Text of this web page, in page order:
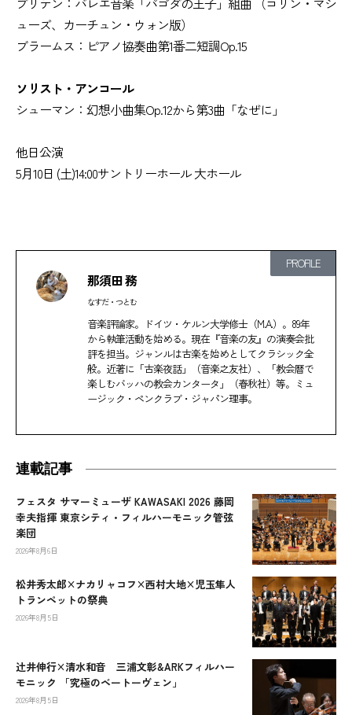
ューズ、カーチュン・ウォン版）
ブラームス：ピアノ協奏曲第1番二短調Op.15
ソリスト・アンコール
シューマン：幻想小曲集Op.12から第3曲「なぜに」
他日公演
5月10日 (土)14:00サントリーホール 大ホール
PROFILE
那須田 務
なすだ・つとむ
音楽評論家。ドイツ・ケルン大学修士（M.A.）。89年
から執筆活動を始める。現在『音楽の友』の演奏会批
評を担当。ジャンルは古楽を始めとしてクラシック全
般。近著に「古楽夜話」（音楽之友社）、「教会暦で
楽しむバッハの教会カンタータ」（春秋社）等。ミュ
ージック・ペンクラブ・ジャパン理事。
連載記事
フェスタ サマーミューザ KAWASAKI 2026 藤岡
幸夫指揮 東京シティ・フィルハーモニック管弦
楽団
2026年8月6日
松井秀太郎×ナカリャコフ×西村大地×児玉隼人
トランペットの祭典
2026年8月5日
辻󠄀井伸行×清水和音 三浦文彰&ARKフィルハー
モニック 「究極のベートーヴェン」
2026年8月5日